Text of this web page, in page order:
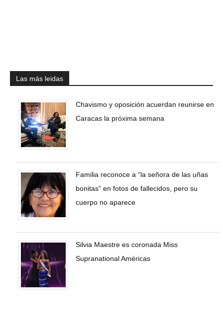
Las más leidas
Chavismo y oposición acuerdan reunirse en
Caracas la próxima semana
Familia reconoce a “la señora de las uñas
bonitas” en fotos de fallecidos, pero su
cuerpo no aparece
Silvia Maestre es coronada Miss
Supranational Américas